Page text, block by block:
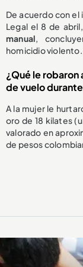
De acuerdo con
Legal el 8 de
manual,
homicidio violento.
¿Qué le robaron
de vuelo
A la mujer le
oro de 18 kilates
valorado en
de pesos